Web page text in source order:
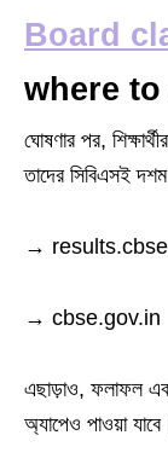
Board
where
ঘোষণার পর,
তাদের সিবিএসই
→
→ cbse.gov.in
এছাড়াও, ফলাফল
অ্যাপেও পাওয়া